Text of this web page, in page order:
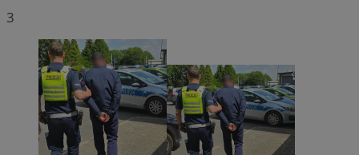
3